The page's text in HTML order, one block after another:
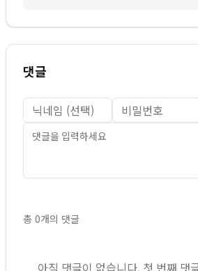
댓글
총 0개의 댓글
아직 댓글이 없습니다. 첫 번째 댓